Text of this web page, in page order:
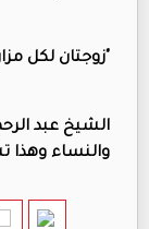
"زوجتان لكل
الشيخ عبد
والنساء وهذا